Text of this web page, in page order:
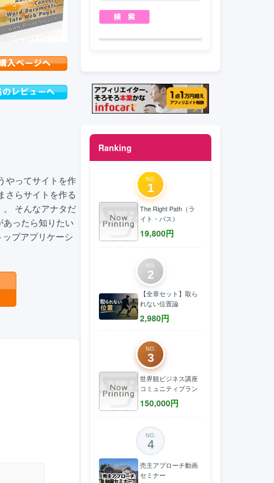
やってサイトを作
さらサイトを作る
そんなアナタだ
ったら知りたい
プアプリケーシ
Ranking
NO.
1
The Right Path（ラ
イト・パス）
19,800円
NO.
2
【全章セット】取ら
れない位置論
2,980円
NO.
3
世界観ビジネス講座
コミュニティプラン
150,000円
NO.
4
売主アプローチ動画
セミナー